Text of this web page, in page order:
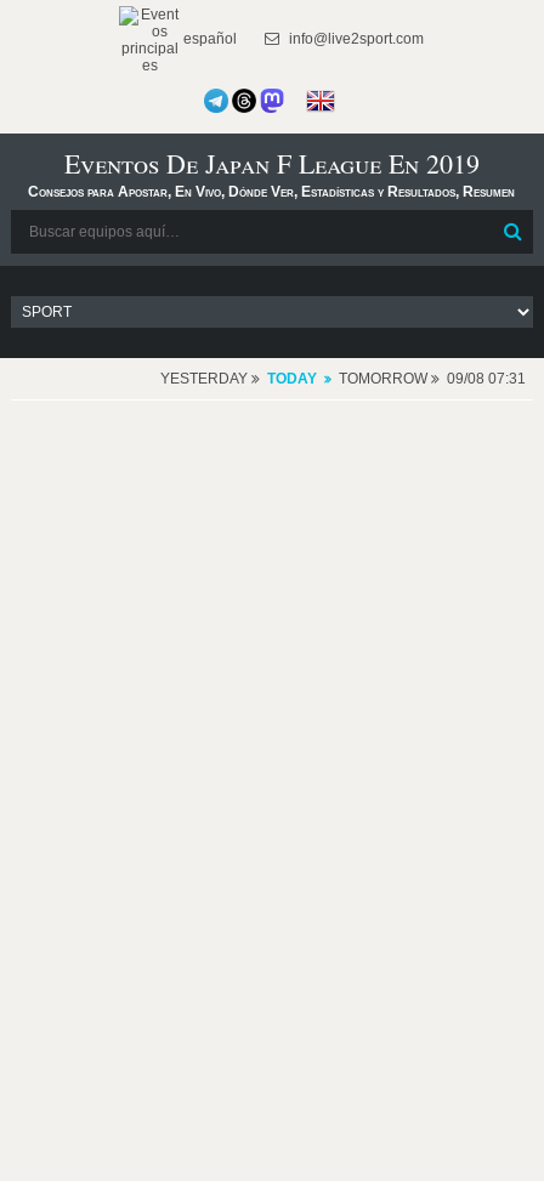
español info@live2sport.com
Eventos De Japan F League En 2019
Consejos para Apostar, En Vivo, Dónde Ver, Estadísticas y Resultados, Resumen
YESTERDAY TODAY TOMORROW 09/08 07:31